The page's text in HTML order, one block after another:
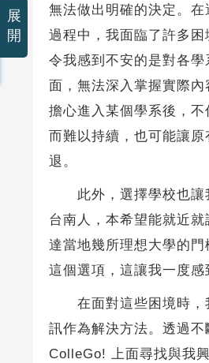
無法做出明確的決定。
過程中，我面臨了許多
令我感到不安的是對各
面，無法深入掌握實際
擔心進入某個學系後，不
而難以持續，也可能讓
退。
此外，選擇學校也讓
台南人，本希望能就近
達當地幾所理想大學的
這個選項，這讓我一度感
在面對這些困境時，
訊作為解決方法。透過
ColleGo! 上面尋找與我
展
開